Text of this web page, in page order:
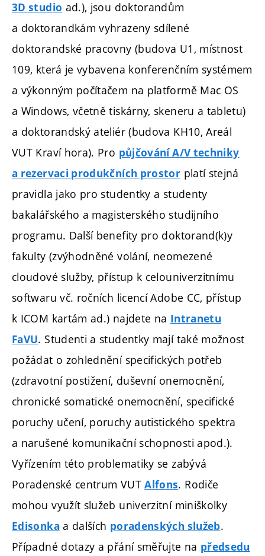
3D studio ad.), jsou doktorandům
a doktorandkám vyhrazeny sdílené
doktorandské pracovny (budova U1, místnost
109, která je vybavena konferenčním systémem
a výkonným počítačem na platformě Mac OS
a Windows, včetně tiskárny, skeneru a tabletu)
a doktorandský ateliér (budova KH10, Areál
VUT Kraví hora). Pro půjčování A/V techniky
a rezervaci produkčních prostor platí stejná
pravidla jako pro studentky a studenty
bakalářského a magisterského studijního
programu. Další benefity pro doktorand(k)y
fakulty (zvýhodněné volání, neomezené
cloudové služby, přístup k celouniverzitnímu
softwaru vč. ročních licencí Adobe CC, přístup
k ICOM kartám ad.) najdete na Intranetu
FaVU. Studenti a studentky mají také možnost
požádat o zohlednění specifických potřeb
(zdravotní postižení, duševní onemocnění,
chronické somatické onemocnění, specifické
poruchy učení, poruchy autistického spektra
a narušené komunikační schopnosti apod.).
Vyřízením této problematiky se zabývá
Poradenské centrum VUTAlfons. Rodiče
mohou využít služeb univerzitní miniškolky
Edisonkaa dalších poradenských služeb.
Případné dotazy a přání směřujte na předsedu